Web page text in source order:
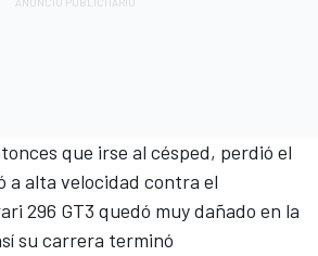
que irse al césped, perdió el
a alta velocidad contra el
296 GT3 quedó muy dañado en la
su carrera terminó